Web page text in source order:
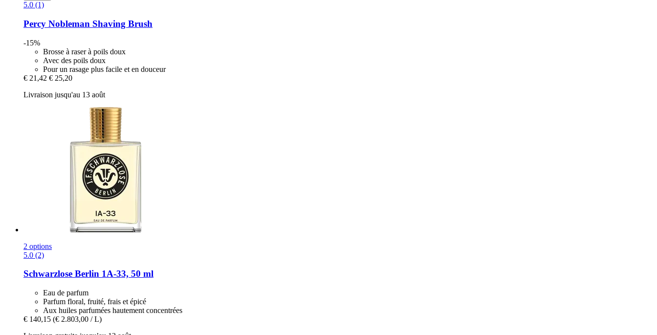
5.0 (1)
Percy Nobleman Shaving Brush
-15%
Brosse à raser à poils doux
Avec des poils doux
Pour un rasage plus facile et en douceur
€ 21,42 € 25,20
Livraison jusqu'au 13 août
2 options
5.0 (2)
Schwarzlose Berlin 1A-​33, 50 ml
Eau de parfum
Parfum floral, fruité, frais et épicé
Aux huiles parfumées hautement concentrées
€ 140,15 (€ 2.803,00 / L)